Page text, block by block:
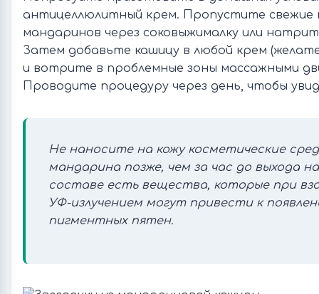
антицеллюлитный крем. Пропустите свежие
мандаринов через соковыжималку или
Затем добавьте кашицу в любой крем
и вотрите в проблемные зоны массажными
Проводите процедуру через день, чтобы
Не наносите на кожу косметические
мандарина позже, чем за час до выхода на
составе есть вещества, которые при
УФ-излучением могут привести к
пигментных пятен.